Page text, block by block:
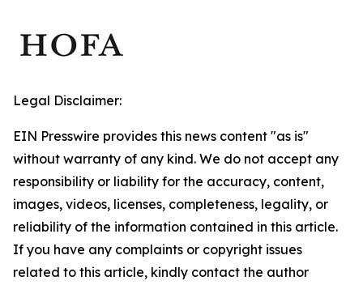
Legal Disclaimer:
EIN Presswire provides this news content "as is"
without warranty of any kind. We do not accept any
responsibility or liability for the accuracy, content,
images, videos, licenses, completeness, legality, or
reliability of the information contained in this article.
If you have any complaints or copyright issues
related to this article, kindly contact the author